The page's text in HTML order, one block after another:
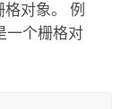
对象。 例
一个栅格对